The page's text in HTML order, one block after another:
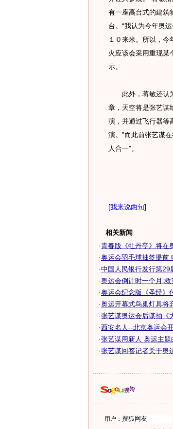
有一座高台式的建筑
台。“我认为今年奥
１０来米。所以，
火应该会采用重现某
示。
此外，蒋敏还认为
章，天空将是张艺谋
演，并通过飞行器等
演。”而此前张艺谋
人合一”。
[我来说两句]
相关新闻
·青春版《牡丹亭》将在
·奥运会羽毛球抽签提前
·中国人民银行发行第29
·奥运会倒计时一个月:
·奥运会纪念版《圣经》
·奥运开幕式鸟巢灯具将
·张艺谋奥运会后谋拍《
·西安名人--北京奥运会
·张艺谋用新人 奥运主
·张艺谋回答记者关于奥
用户：